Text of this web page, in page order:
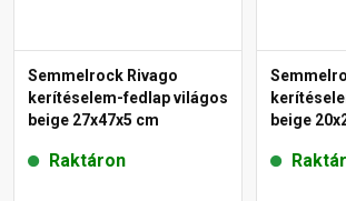
Semmelrock Rivago
kerítéselem-fedlap világos
beige 27x47x5 cm
Raktáron
beige